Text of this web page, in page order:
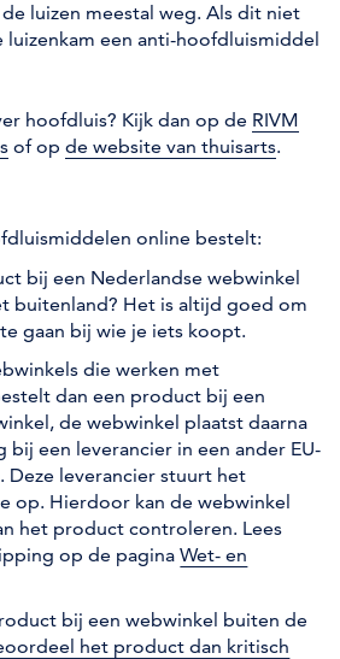
luizen meestal weg. Als dit niet
luizenkam een anti-hoofdluismiddel
hoofdluis? Kijk dan op de RIVM
of op de website van thuisarts.
online bestelt:
bij een Nederlandse webwinkel
buitenland? Het is altijd goed om
gaan bij wie je iets koopt.
die werken met
dan een product bij een
de webwinkel plaatst daarna
bij een leverancier in een ander EU-
Deze leverancier stuurt het
op. Hierdoor kan de webwinkel
het product controleren. Lees
op de paginaWet- en
bij een webwinkel buiten de
het product dan kritisch